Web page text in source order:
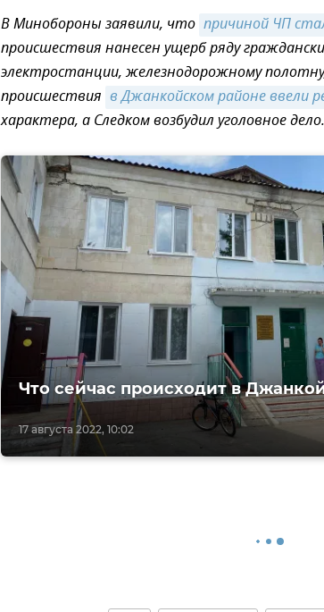
В Минобороны заявили, что причиной ЧП
происшествия нанесен ущерб ряду
электростанции, железнодорожному
происшествия в Джанкойском районе ввели
характера, а Следком возбудил уголовное дело.
17 августа 2022, 10:02
Что сейчас происходит в